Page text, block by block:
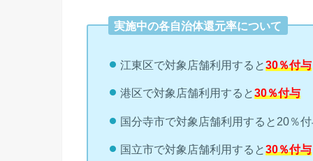
実施中の各自治体還元率について
江東区で対象店舗利用すると30％付与
港区で対象店舗利用すると30％付与
国分寺市で対象店舗利用すると20％
国立市で対象店舗利用すると30％付与